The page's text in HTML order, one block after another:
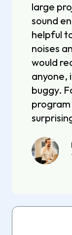
large
sound
helpful
noises
would
anyone,
buggy.
program